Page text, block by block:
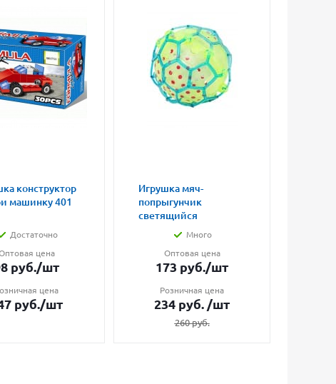
конструктор
машинку 401
Достаточно
цена
руб./шт
цена
руб./шт
Игрушка мяч-
попрыгунчик
светящийся
Много
Оптовая цена
173 руб./шт
Розничная цена
234 руб. /шт
260руб.